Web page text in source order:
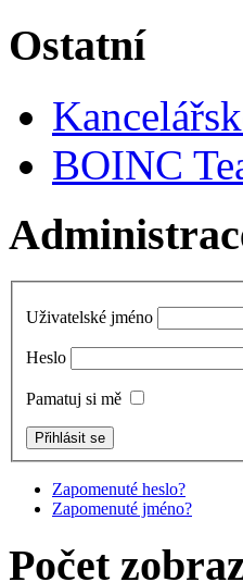
Ostatní
BOINC
Uživatelské jméno
Heslo
Pamatuj si mě
Zapomenuté heslo?
Zapomenuté jméno?
Počet